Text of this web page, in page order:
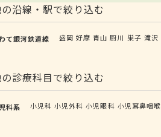
沿線・駅で絞り込む
て銀河鉄道線 盛岡 好摩 青山 厨川 巣子 滝沢
診療科目で絞り込む
科系 小児科 小児外科 小児眼科 小児耳鼻咽